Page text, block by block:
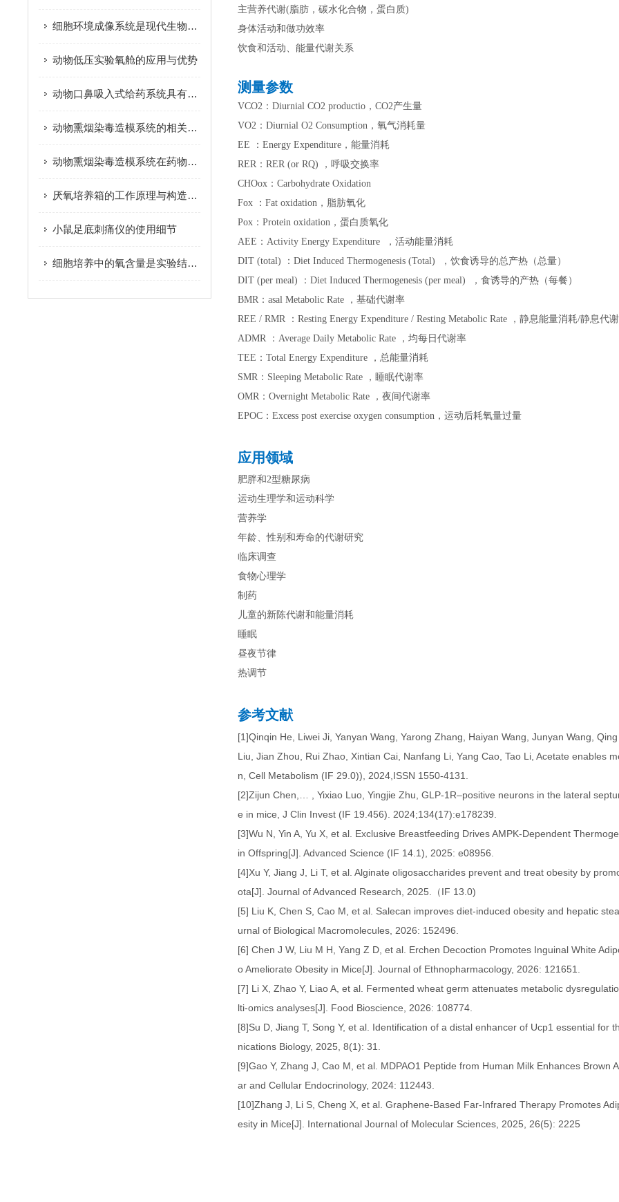
细胞环境成像系统是现代生物学研究中的重要工具
动物低压实验氧舱的应用与优势
动物口鼻吸入式给药系统具有以下几个优势
动物熏烟染毒造模系统的相关知识介绍
动物熏烟染毒造模系统在药物筛选中的作用
厌氧培养箱的工作原理与构造解析
小鼠足底刺痛仪的使用细节
细胞培养中的氧含量是实验结果可重复性的关键因素之一
主营养代谢(脂肪，碳水化合物，蛋白质)
身体活动和做功效率
饮食和活动、能量代谢关系
测量参数
VCO2：Diurnial CO2 productio，CO2产生量
VO2：Diurnial O2 Consumption，氧气消耗量
EE ：Energy Expenditure，能量消耗
RER：RER (or RQ) ，呼吸交换率
CHOox：Carbohydrate Oxidation
Fox ：Fat oxidation，脂肪氧化
Pox：Protein oxidation，蛋白质氧化
AEE：Activity Energy Expenditure ，活动能量消耗
DIT (total) ：Diet Induced Thermogenesis (Total) ，饮食诱导的总产热（总量）
DIT (per meal) ：Diet Induced Thermogenesis (per meal) ，食诱导的产热（每餐）
BMR：asal Metabolic Rate ，基础代谢率
REE / RMR ：Resting Energy Expenditure / Resting Metabolic Rate ，静息能量消耗/静息代
ADMR ：Average Daily Metabolic Rate ，均每日代谢率
TEE：Total Energy Expenditure ，总能量消耗
SMR：Sleeping Metabolic Rate ，睡眠代谢率
OMR：Overnight Metabolic Rate ，夜间代谢率
EPOC：Excess post exercise oxygen consumption，运动后耗氧量过量
应用领域
肥胖和2型糖尿病
运动生理学和运动科学
营养学
年龄、性别和寿命的代谢研究
临床调查
食物心理学
制药
儿童的新陈代谢和能量消耗
睡眠
昼夜节律
热调节
参考文献
[1]Qinqin He, Liwei Ji, Yanyan Wang, Yarong Zhang, Haiyan Wang, Junyan Wang,
Liu, Jian Zhou, Rui Zhao, Xintian Cai, Nanfang Li, Yang Cao, Tao Li, Acetate enables
n, Cell Metabolism (IF 29.0)), 2024,ISSN 1550-4131.
[2]Zijun Chen,… , Yixiao Luo, Yingjie Zhu, GLP-1R–positive neurons in the lateral
e in mice, J Clin Invest (IF 19.456). 2024;134(17):e178239.
[3]Wu N, Yin A, Yu X, et al. Exclusive Breastfeeding Drives AMPK‐Dependent
in Offspring[J]. Advanced Science (IF 14.1), 2025: e08956.
[4]Xu Y, Jiang J, Li T, et al. Alginate oligosaccharides prevent and treat obesity by
ota[J]. Journal of Advanced Research, 2025.（IF 13.0)
[5] Liu K, Chen S, Cao M, et al. Salecan improves diet-induced obesity and hepatic
urnal of Biological Macromolecules, 2026: 152496.
[6] Chen J W, Liu M H, Yang Z D, et al. Erchen Decoction Promotes Inguinal White
o Ameliorate Obesity in Mice[J]. Journal of Ethnopharmacology, 2026: 121651.
[7] Li X, Zhao Y, Liao A, et al. Fermented wheat germ attenuates metabolic
lti-omics analyses[J]. Food Bioscience, 2026: 108774.
[8]Su D, Jiang T, Song Y, et al. Identification of a distal enhancer of Ucp1 essential
nications Biology, 2025, 8(1): 31.
[9]Gao Y, Zhang J, Cao M, et al. MDPAO1 Peptide from Human Milk Enhances
ar and Cellular Endocrinology, 2024: 112443.
[10]Zhang J, Li S, Cheng X, et al. Graphene-Based Far-Infrared Therapy Promotes
esity in Mice[J]. International Journal of Molecular Sciences, 2025, 26(5): 2225